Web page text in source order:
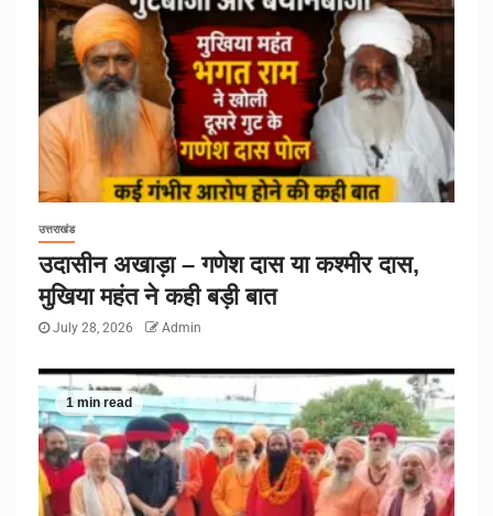
उत्तराखंड
उदासीन अखाड़ा – गणेश दास या कश्मीर दास,
मुखिया महंत ने कही बड़ी बात
July 28, 2026 Admin
1 min read